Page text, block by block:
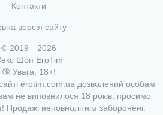
Контакти
версія сайту
© 2019—2026
Шоп EroTim
🔞 Увага, 18+!
erotim.com.ua дозволений особам
не виповнилося 18 років, просимо
Продажі неповнолітнім заборонені.